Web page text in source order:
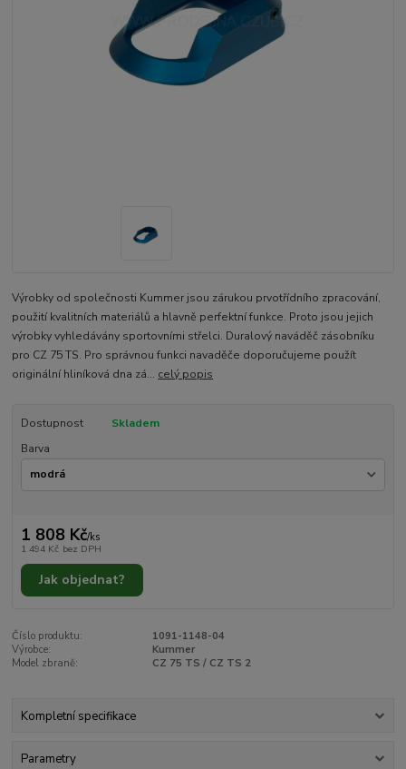
Výrobky od společnosti Kummer jsou zárukou prvotřídního zpracování,
použití kvalitních materiálů a hlavně perfektní funkce. Proto jsou jejich
výrobky vyhledávány sportovními střelci. Duralový naváděč zásobníku
pro CZ 75 TS. Pro správnou funkci navaděče doporučujeme použít
originální hliníková dna zá... celý popis
Dostupnost
Skladem
Barva
1 808 Kč/ks
1 494 Kč bez DPH
Jak objednat?
Číslo produktu:
1091-1148-04
Výrobce:
Kummer
Model zbraně:
CZ 75 TS / CZ TS 2
Kompletní specifikace
Parametry